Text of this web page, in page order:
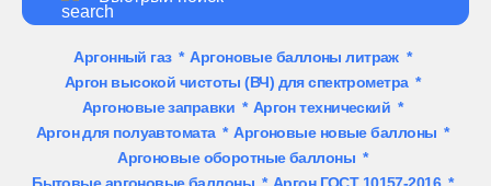
Аргонный газ* Аргоновые баллоны литраж*
Аргон высокой чистоты (ВЧ) для спектрометра*
Аргоновые заправки* Аргон технический *
Аргон для полуавтомата* Аргоновые новые баллоны *
Аргоновые оборотные баллоны *